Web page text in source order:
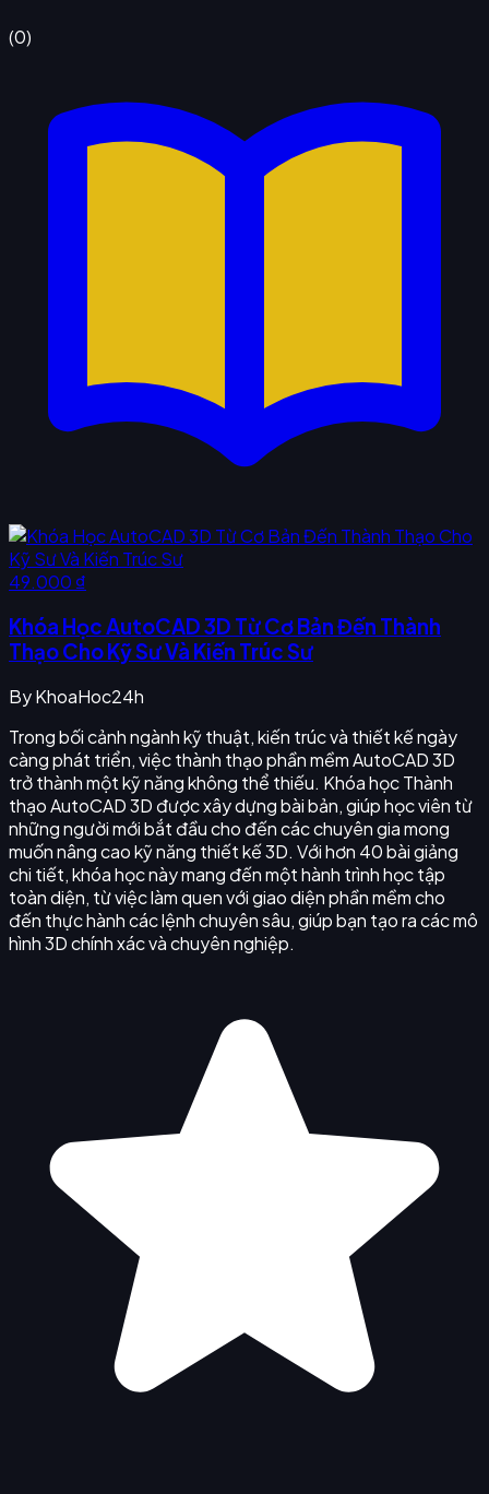
(0)
49.000 ₫
Khóa Học AutoCAD 3D Từ Cơ Bản Đến Thành
Thạo Cho Kỹ Sư Và Kiến Trúc Sư
ByKhoaHoc24h
Trong bối cảnh ngành kỹ thuật, kiến trúc và thiết kế ngày
càng phát triển, việc thành thạo phần mềm AutoCAD 3D
trở thành một kỹ năng không thể thiếu. Khóa học Thành
thạo AutoCAD 3D được xây dựng bài bản, giúp học viên từ
những người mới bắt đầu cho đến các chuyên gia mong
muốn nâng cao kỹ năng thiết kế 3D. Với hơn 40 bài giảng
chi tiết, khóa học này mang đến một hành trình học tập
toàn diện, từ việc làm quen với giao diện phần mềm cho
đến thực hành các lệnh chuyên sâu, giúp bạn tạo ra các mô
hình 3D chính xác và chuyên nghiệp.